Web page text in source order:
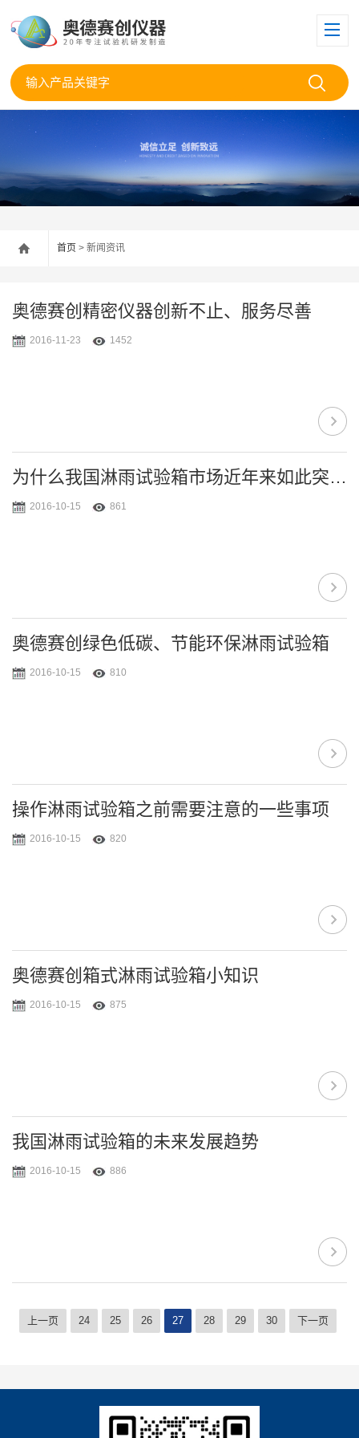
首页 > 新闻资讯
奥德赛创精密仪器创新不止、服务尽善
2016-11-23 1452
为什么我国淋雨试验箱市场近年来如此突飞猛进
2016-10-15 861
奥德赛创绿色低碳、节能环保淋雨试验箱
2016-10-15 810
操作淋雨试验箱之前需要注意的一些事项
2016-10-15 820
奥德赛创箱式淋雨试验箱小知识
2016-10-15 875
我国淋雨试验箱的未来发展趋势
2016-10-15 886
上一页 24 25 26 27 28 29 30 下一页